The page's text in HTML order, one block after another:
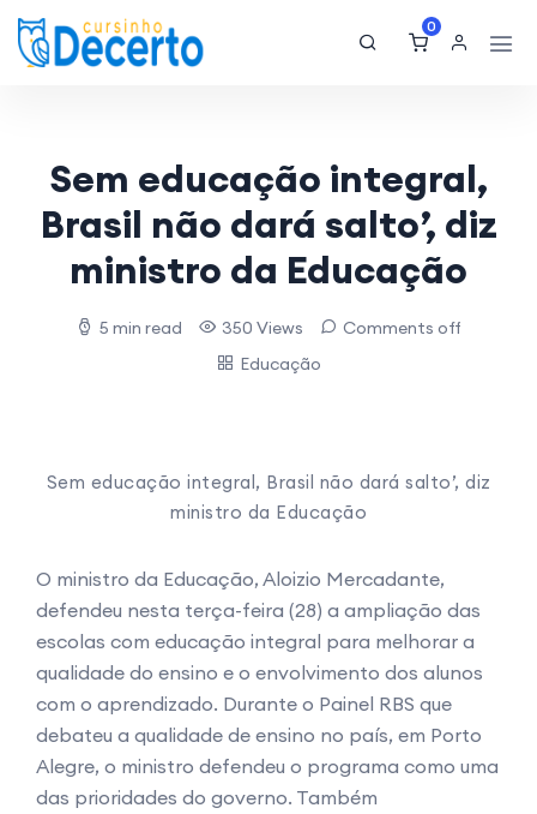
0
Sem educação integral,
Brasil não dará salto’, diz
ministro da Educação
5 min read 350 Views
Comments off
Educação
Sem educação integral, Brasil não dará salto’, diz
ministro da Educação
O ministro da Educação, Aloizio Mercadante,
defendeu nesta terça-feira (28) a ampliação das
escolas com educação integral para melhorar a
qualidade do ensino e o envolvimento dos alunos
com o aprendizado. Durante o Painel RBS que
debateu a qualidade de ensino no país, em Porto
Alegre, o ministro defendeu o programa como uma
das prioridades do governo. Também